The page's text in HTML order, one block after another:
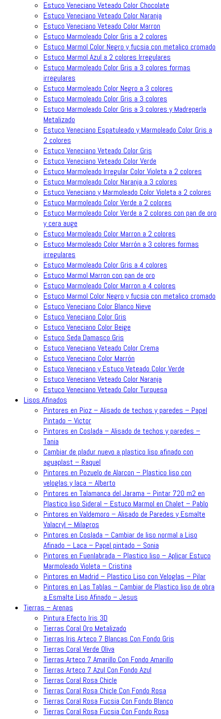
Estuco Veneciano Veteado Color Chocolate
Estuco Veneciano Veteado Color Naranja
Estuco Veneciano Veteado Color Marron
Estuco Marmoleado Color Gris a 2 colores
Estuco Marmol Color Negro y fucsia con metalico cromado
Estuco Marmol Azul a 2 colores Irregulares
Estuco Marmoleado Color Gris a 3 colores formas
irregulares
Estuco Marmoleado Color Negro a 3 colores
Estuco Marmoleado Color Gris a 3 colores
Estuco Marmoleado Color Gris a 3 colores y Madreperla
Metalizado
Estuco Veneciano Espatuleado y Marmoleado Color Gris a
2 colores
Estuco Veneciano Veteado Color Gris
Estuco Veneciano Veteado Color Verde
Estuco Marmoleado Irregular Color Violeta a 2 colores
Estuco Marmoleado Color Naranja a 3 colores
Estuco Veneciano y Marmoleado Color Violeta a 2 colores
Estuco Marmoleado Color Verde a 2 colores
Estuco Marmoleado Color Verde a 2 colores con pan de oro
y cera auge
Estuco Marmoleado Color Marron a 2 colores
Estuco Marmoleado Color Marrón a 3 colores formas
irregulares
Estuco Marmoleado Color Gris a 4 colores
Estuco Marmol Marron con pan de oro
Estuco Marmoleado Color Marron a 4 colores
Estuco Marmol Color Negro y fucsia con metalico cromado
Estuco Veneciano Color Blanco Nieve
Estuco Veneciano Color Gris
Estuco Veneciano Color Beige
Estuco Seda Damasco Gris
Estuco Veneciano Veteado Color Crema
Estuco Veneciano Color Marrón
Estuco Veneciano y Estuco Veteado Color Verde
Estuco Veneciano Veteado Color Naranja
Estuco Veneciano Veteado Color Turquesa
Lisos Afinados
Pintores en Pioz – Alisado de techos y paredes – Papel
Pintado – Victor
Pintores en Coslada – Alisado de techos y paredes –
Tania
Cambiar de pladur nuevo a plastico liso afinado con
aguaplast – Raquel
Pintores en Pozuelo de Alarcon – Plastico liso con
veloglas y laca – Alberto
Pintores en Talamanca del Jarama – Pintar 720 m2 en
Plastico liso Sideral – Estuco Marmol en Chalet – Pablo
Pintores en Valdemoro – Alisado de Paredes y Esmalte
Valacryl – Milagros
Pintores en Coslada – Cambiar de liso normal a Liso
Afinado – Laca – Papel pintado – Sonia
Pintores en Fuenlabrada – Plastico liso – Aplicar Estuco
Marmoleado Violeta – Cristina
Pintores en Madrid – Plastico Liso con Veloglas – Pilar
Pintores en Las Tablas – Cambiar de Plastico liso de obra
a Esmalte Liso Afinado – Jesus
Tierras – Arenas
Pintura Efecto Iris 3D
Tierras Coral Oro Metalizado
Tierras Iris Arteco 7 Blancas Con Fondo Gris
Tierras Coral Verde Oliva
Tierras Arteco 7 Amarillo Con Fondo Amarillo
Tierras Arteco 7 Azul Con Fondo Azul
Tierras Coral Rosa Chicle
Tierras Coral Rosa Chicle Con Fondo Rosa
Tierras Coral Rosa Fucsia Con Fondo Blanco
Tierras Coral Rosa Fucsia Con Fondo Rosa